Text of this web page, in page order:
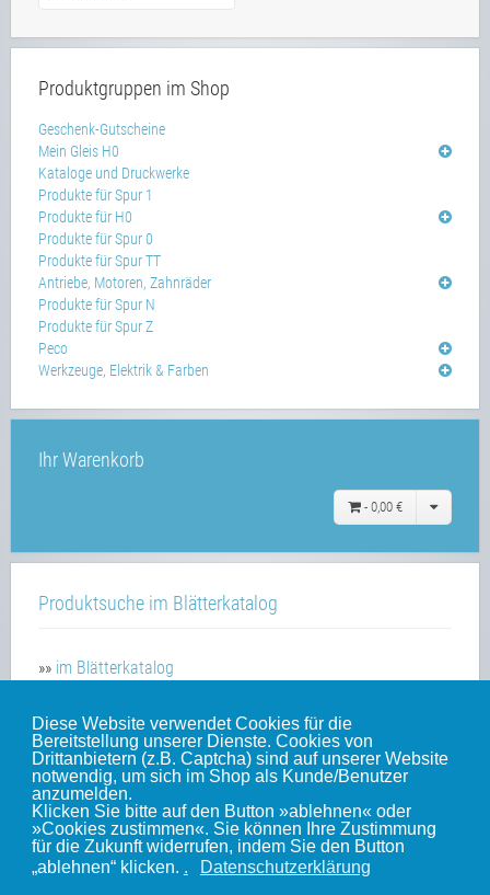
Diese Website verwendet Cookies für die
Bereitstellung unserer Dienste. Cookies von
Drittanbietern (z.B. Captcha) sind auf unserer Website
notwendig, um sich im Shop als Kunde/Benutzer
anzumelden.
Klicken Sie bitte auf den Button »ablehnen« oder
»Cookies zustimmen«. Sie können Ihre Zustimmung
für die Zukunft widerrufen, indem Sie den Button
„ablehnen“ klicken. . Datenschutzerklärung
Produktgruppen im Shop
Geschenk-Gutscheine
Mein Gleis H0
Kataloge und Druckwerke
Produkte für Spur 1
Produkte für H0
Produkte für Spur 0
Produkte für Spur TT
Antriebe, Motoren, Zahnräder
Produkte für Spur N
Produkte für Spur Z
Peco
Werkzeuge, Elektrik & Farben
Ihr Warenkorb
- 0,00 €
Produktsuche im Blätterkatalog
»» im Blätterkatalog
Unsere weiteren Websites
Weinert-Blog
mein Gleis